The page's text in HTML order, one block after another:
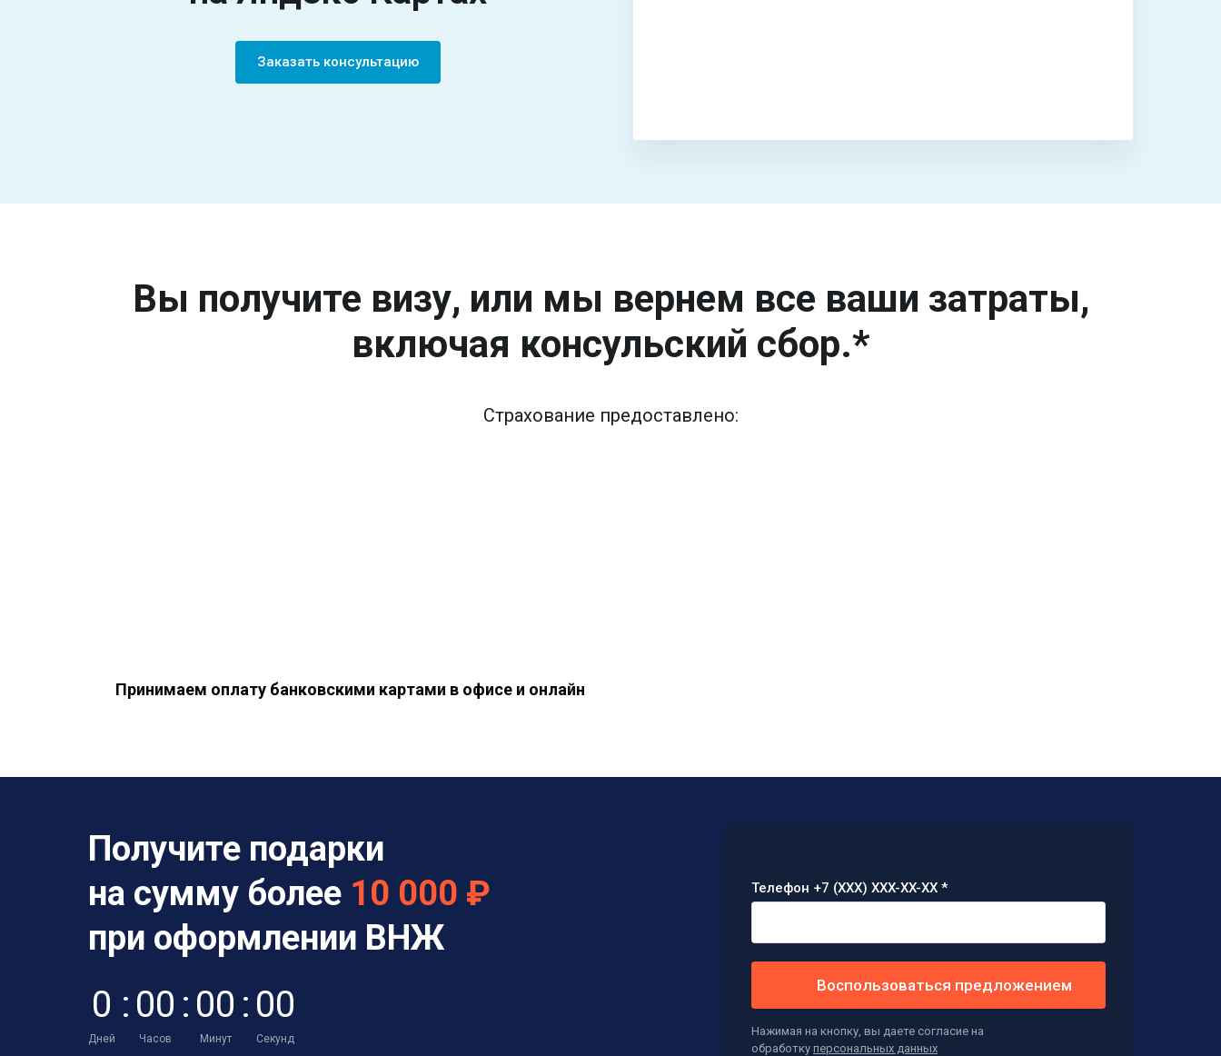
Заказать консультацию
Вы получите визу, или мы вернем все ваши затраты,
включая консульский сбор.*
Страхование предоставлено:
Принимаем оплату банковскими картами в офисе и онлайн
Получите подарки
на сумму более 10 000 ₽
при оформлении ВНЖ
0
Дней
: 00
Часов
: 00
Минут
: 00
Секунд
Телефон +7 (XXX) XXX-XX-XX *
Воспользоваться предложением
Нажимая на кнопку, вы даете согласие на
обработку персональных данных